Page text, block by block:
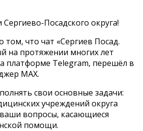
Посадского округа!
что чат «Сергиев Посад.
на протяжении многих лет
платформе Telegram, перешёл в
MAX.
свои основные задачи:
учреждений округа
вопросы, касающиеся
помощи.